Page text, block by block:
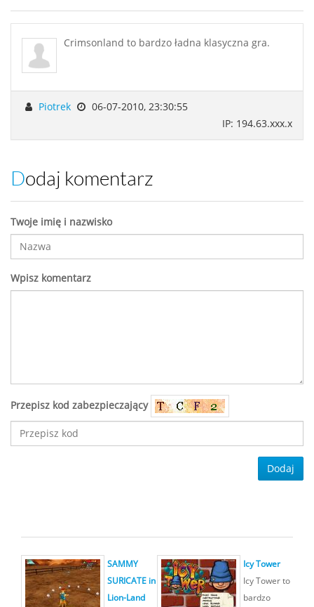
Crimsonland to bardzo ładna klasyczna gra.
Piotrek
06-07-2010, 23:30:55
IP: 194.63.xxx.x
Dodaj komentarz
Twoje imię i nazwisko
Wpisz komentarz
Przepisz kod zabezpieczający
Dodaj
SAMMY
SURICATE in
Lion-Land
Icy Tower
Icy Tower to
bardzo